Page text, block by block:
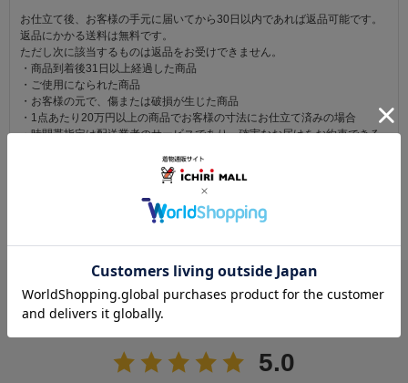
お仕立て後、お客様の手元に届いてから30日以内であれば返品可能です。
返品にかかる送料は無料です。
ただし次に該当するものは返品をお受けできません。
・商品到着後31日以上経過した商品
・ご使用になられた商品
・お客様の元で、傷または破損が生じた商品
・1点あたり20万円以上の商品でお客様の寸法にお仕立て済みの場合
・時間帯指定は配送業者のサービスであり、確実なお届けをお約束できる
・天災・事故などによる交通渋滞や物量増加、異常気象やその他諸事情に
より、指定時間帯にお届けができない場合がございます。
（※上記理由によりご指定の時間帯にお届けができない場合、配送業者か
らお客様へのご連絡はおこなっておりません。）
レビュー
5.0